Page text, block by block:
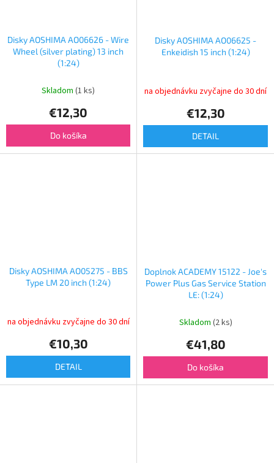
Disky AOSHIMA AO06626 - Wire
Wheel (silver plating) 13 inch
(1:24)
Skladom (1 ks)
€12,30
Do košíka
Disky AOSHIMA AO06625 -
Enkeidish 15 inch (1:24)
na objednávku zvyčajne do 30 dní
€12,30
DETAIL
Disky AOSHIMA AO05275 - BBS
Type LM 20 inch (1:24)
na objednávku zvyčajne do 30 dní
€10,30
DETAIL
Doplnok ACADEMY 15122 - Joe's
Power Plus Gas Service Station
LE: (1:24)
Skladom (2 ks)
€41,80
Do košíka